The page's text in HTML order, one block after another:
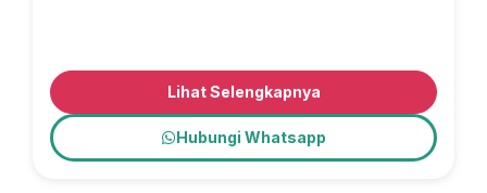
Lihat Selengkapnya
Hubungi Whatsapp